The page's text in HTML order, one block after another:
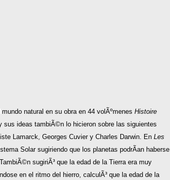
natural en su obra en 44 volÃºmenes Histoire
sus ideas tambiÃ©n lo hicieron sobre las siguientes
Lamarck, Georges Cuvier y Charles Darwin. En Les
Solar sugiriendo que los planetas podrÃ­an haberse
sugiriÃ³ que la edad de la Tierra era muy
en el ritmo del hierro, calculÃ³ que la edad de la